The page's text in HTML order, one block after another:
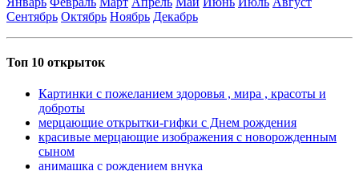
Сентябрь Октябрь Ноябрь Декабрь
Топ 10 открыток
Картинки с пожеланием здоровья , мира , красоты и
доброты
мерцающие открытки-гифки с Днем рождения
красивые мерцающие изображения с новорожденным
сыном
анимашка с рождением внука